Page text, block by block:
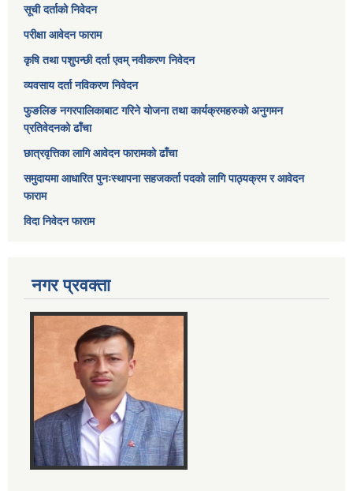
सूची दर्ताको निवेदन
परीक्षा आवेदन फाराम
कृषि तथा पशुपन्छी दर्ता एवम् नवीकरण निवेदन
व्यवसाय दर्ता नविकरण निवेदन
फुङलिङ नगरपालिकाबाट गरिने योजना तथा कार्यक्रमहरुको अनुगमन
प्रतिवेदनको ढाँचा
छात्रवृत्तिका लागि आवेदन फारामको ढाँचा
समुदायमा आधारित पुनःस्थापना सहजकर्ता पदको लागि पाठ्यक्रम र आवेदन
फाराम
विदा निवेदन फाराम
नगर प्रवक्ता